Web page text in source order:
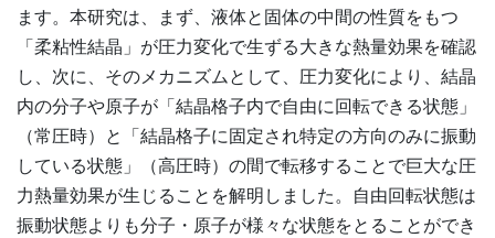
ます。本研究は、まず、液体と固体の中間の性質をもつ
「柔粘性結晶」が圧力変化で生ずる大きな熱量効果を確認
し、次に、そのメカニズムとして、圧力変化により、結晶
内の分子や原子が「結晶格子内で自由に回転できる状態」
（常圧時）と「結晶格子に固定され特定の方向のみに振動
している状態」（高圧時）の間で転移することで巨大な圧
力熱量効果が生じることを解明しました。自由回転状態は
振動状態よりも分子・原子が様々な状態をとることができ